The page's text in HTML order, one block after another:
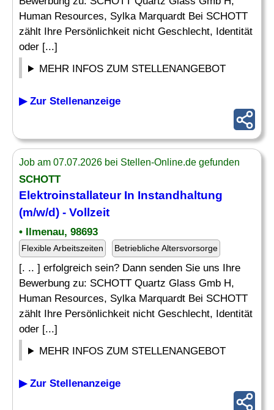
Human Resources, Sylka Marquardt Bei SCHOTT
zählt Ihre Persönlichkeit nicht Geschlecht, Identität
oder [...]
MEHR INFOS ZUM STELLENANGEBOT
▶ Zur Stellenanzeige
Job am 07.07.2026 bei Stellen-Online.de gefunden
SCHOTT
Elektroinstallateur In Instandhaltung
(m/w/d) - Vollzeit
• Ilmenau, 98693
Flexible Arbeitszeiten Betriebliche Altersvorsorge
[. .. ] erfolgreich sein? Dann senden Sie uns Ihre
Bewerbung zu: SCHOTT Quartz Glass Gmb H,
Human Resources, Sylka Marquardt Bei SCHOTT
zählt Ihre Persönlichkeit nicht Geschlecht, Identität
oder [...]
MEHR INFOS ZUM STELLENANGEBOT
▶ Zur Stellenanzeige